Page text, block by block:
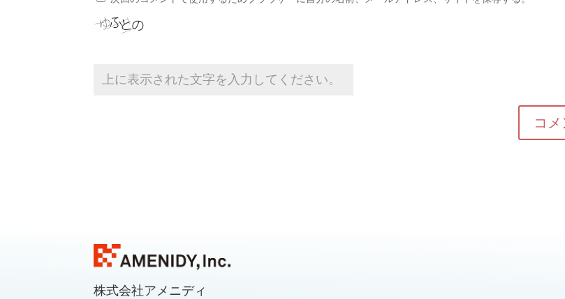
株式会社アメニディ